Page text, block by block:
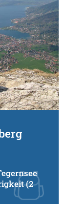
(2